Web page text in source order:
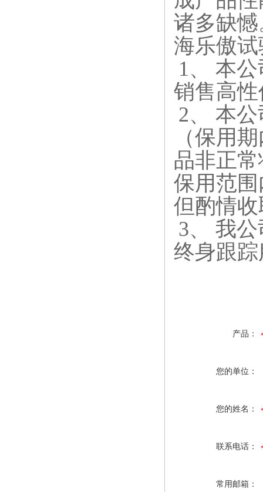
诸多缺
海乐傲
1、
本公
销售高
2、
本公
（保用
品非正
保用范
但酌情
3、
我公
终身跟
产品：
您的单位：
您的姓名：
联系电话：
常用邮箱：